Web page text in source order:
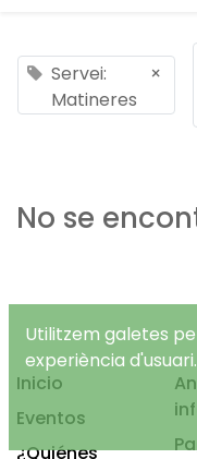
Servei:
Matineres
×
No se
Inicio
Eventos
¿Quiénes
Utilitzem galetes
experiència d'usuari.